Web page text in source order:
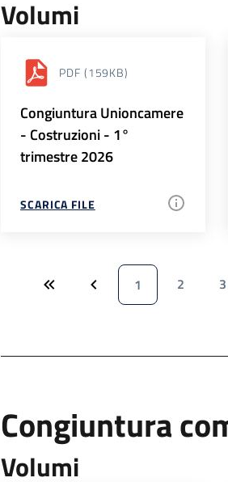
Volumi
PDF (159KB)
Congiuntura Unioncamere
- Costruzioni - 1°
trimestre 2026
SCARICA FILE
1 2 3
Congiuntura
Volumi